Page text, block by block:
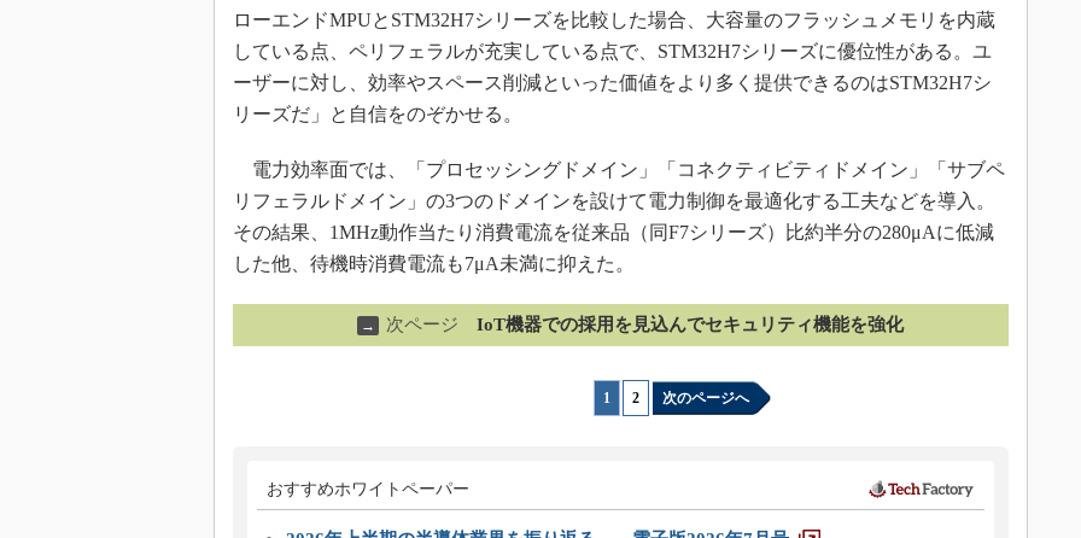
ローエンドMPUとSTM32H7シリーズを比較した場合、大容量のフラッシュメモリを内蔵
している点、ペリフェラルが充実している点で、STM32H7シリーズに優位性がある。ユ
ーザーに対し、効率やスペース削減といった価値をより多く提供できるのはSTM32H7シ
リーズだ」と自信をのぞかせる。
電力効率面では、「プロセッシングドメイン」「コネクティビティドメイン」「サブペ
リフェラルドメイン」の3つのドメインを設けて電力制御を最適化する工夫などを導入。
その結果、1MHz動作当たり消費電流を従来品（同F7シリーズ）比約半分の280μAに低減
した他、待機時消費電流も7μA未満に抑えた。
→ 次ページ IoT機器での採用を見込んでセキュリティ機能を強化
1 2 次のページへ
おすすめホワイトペーパー